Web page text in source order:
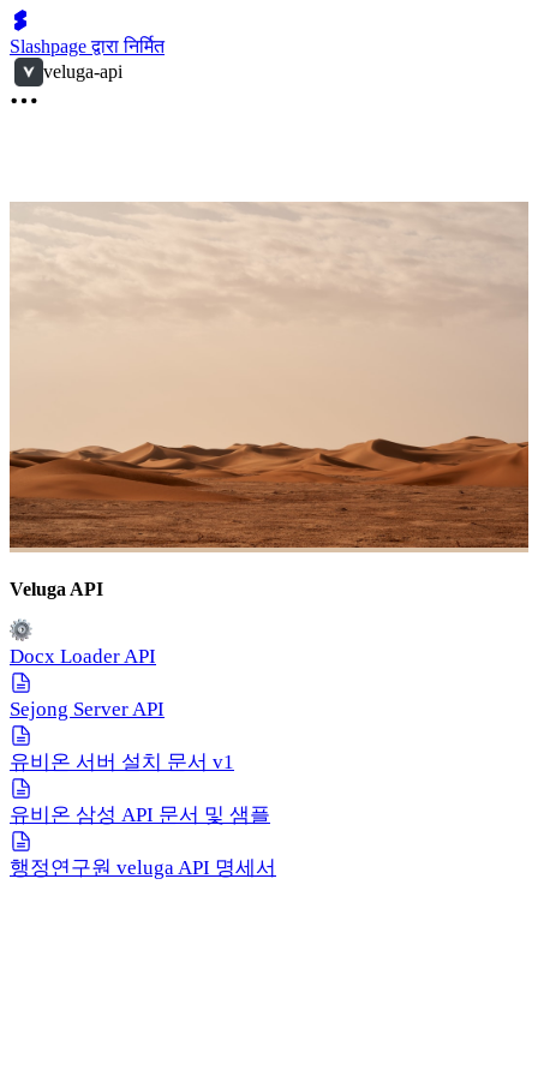
Slashpage द्वारा निर्मित
veluga-api
Veluga API
Docx Loader API
Sejong Server API
유비온 서버 설치 문서 v1
유비온 삼성 API 문서 및 샘플
행정연구원 veluga API 명세서